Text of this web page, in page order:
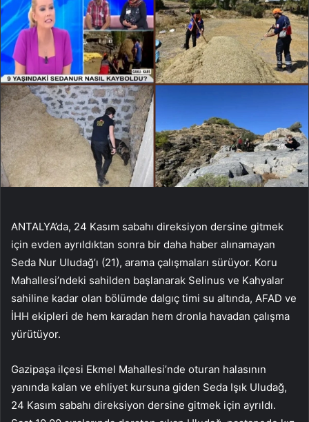
ANTALYA’da, 24 Kasım sabahı direksiyon dersine gitmek
için evden ayrıldıktan sonra bir daha haber alınamayan
Seda Nur Uludağ’ı (21), arama çalışmaları sürüyor. Koru
Mahallesi’ndeki sahilden başlanarak Selinus ve Kahyalar
sahiline kadar olan bölümde dalgıç timi su altında, AFAD ve
İHH ekipleri de hem karadan hem dronla havadan çalışma
yürütüyor.
Gazipaşa ilçesi Ekmel Mahallesi’nde oturan halasının
yanında kalan ve ehliyet kursuna giden Seda Işık Uludağ,
24 Kasım sabahı direksiyon dersine gitmek için ayrıldı.